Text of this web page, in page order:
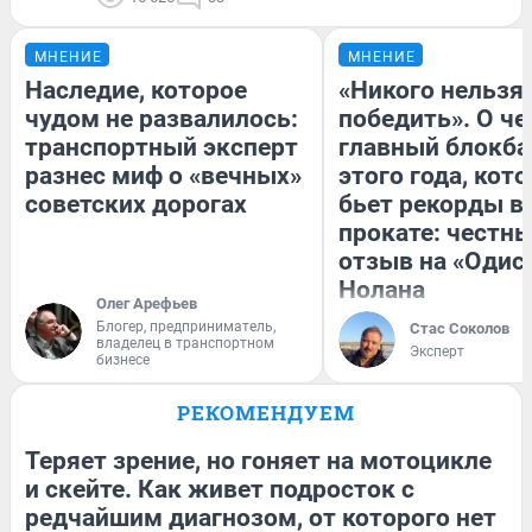
МНЕНИЕ
Наследие, которое
чудом не развалилось:
транспортный эксперт
разнес миф о «вечных»
советских дорогах
Олег Арефьев
Блогер, предприниматель,
владелец в транспортном
бизнесе
МНЕНИЕ
«Никого нельзя
победить». О
главный
этого года,
бьет рекорды в
прокате:
отзыв на
Нолана
Стас Соколов
Эксперт
РЕКОМЕНДУЕМ
Теряет зрение, но гоняет на мотоцикле
и скейте. Как живет подросток с
редчайшим диагнозом, от которого нет